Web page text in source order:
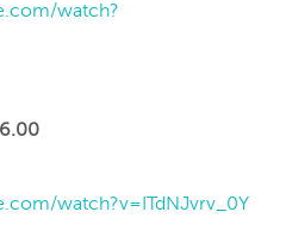
watch?
watch?v=ITdNJvrv_0Y